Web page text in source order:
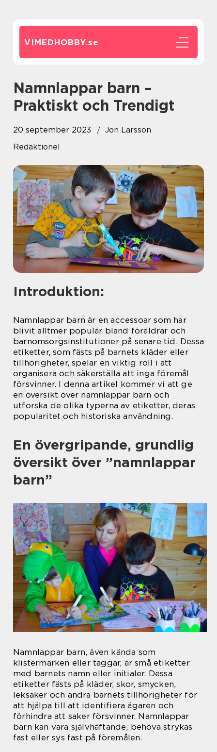
VIMEDHOBBY.se
Namnlappar barn –
Praktiskt och Trendigt
20 september 2023
Jon Larsson
Redaktionel
Introduktion:
Namnlappar barn är en accessoar som har
blivit alltmer populär bland föräldrar och
barnomsorgsinstitutioner på senare tid. Dessa
etiketter, som fästs på barnets kläder eller
tillhörigheter, spelar en viktig roll i att
organisera och säkerställa att inga föremål
försvinner. I denna artikel kommer vi att ge
en översikt över namnlappar barn och
utforska de olika typerna av etiketter, deras
popularitet och historiska användning.
En övergripande, grundlig
översikt över ”namnlappar
barn”
Namnlappar barn, även kända som
klistermärken eller taggar, är små etiketter
med barnets namn eller initialer. Dessa
etiketter fästs på kläder, skor, smycken,
leksaker och andra barnets tillhörigheter för
att hjälpa till att identifiera ägaren och
förhindra att saker försvinner. Namnlappar
barn kan vara självhäftande, behöva strykas
fast eller sys fast på föremålen.